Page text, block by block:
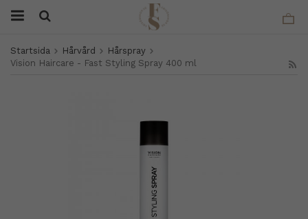
Startsida Hårvård
Hårspray
Vision Haircare - Fast Styling Spray 400 ml